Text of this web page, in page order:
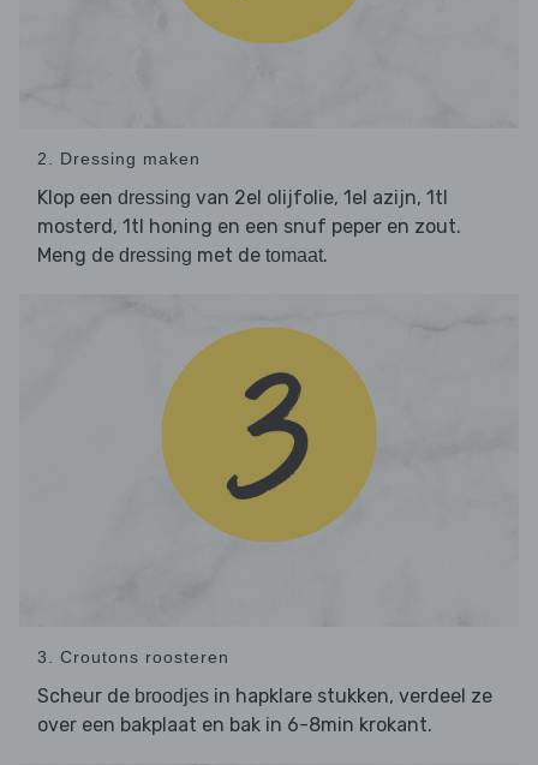
2. Dressing maken
Klop een dressing van 2el olijfolie, 1el azijn, 1tl
mosterd, 1tl honing en een snuf peper en zout.
Meng de dressing met de tomaat.
3. Croutons roosteren
Scheur de broodjes in hapklare stukken, verdeel ze
over een bakplaat en bak in 6-8min krokant.